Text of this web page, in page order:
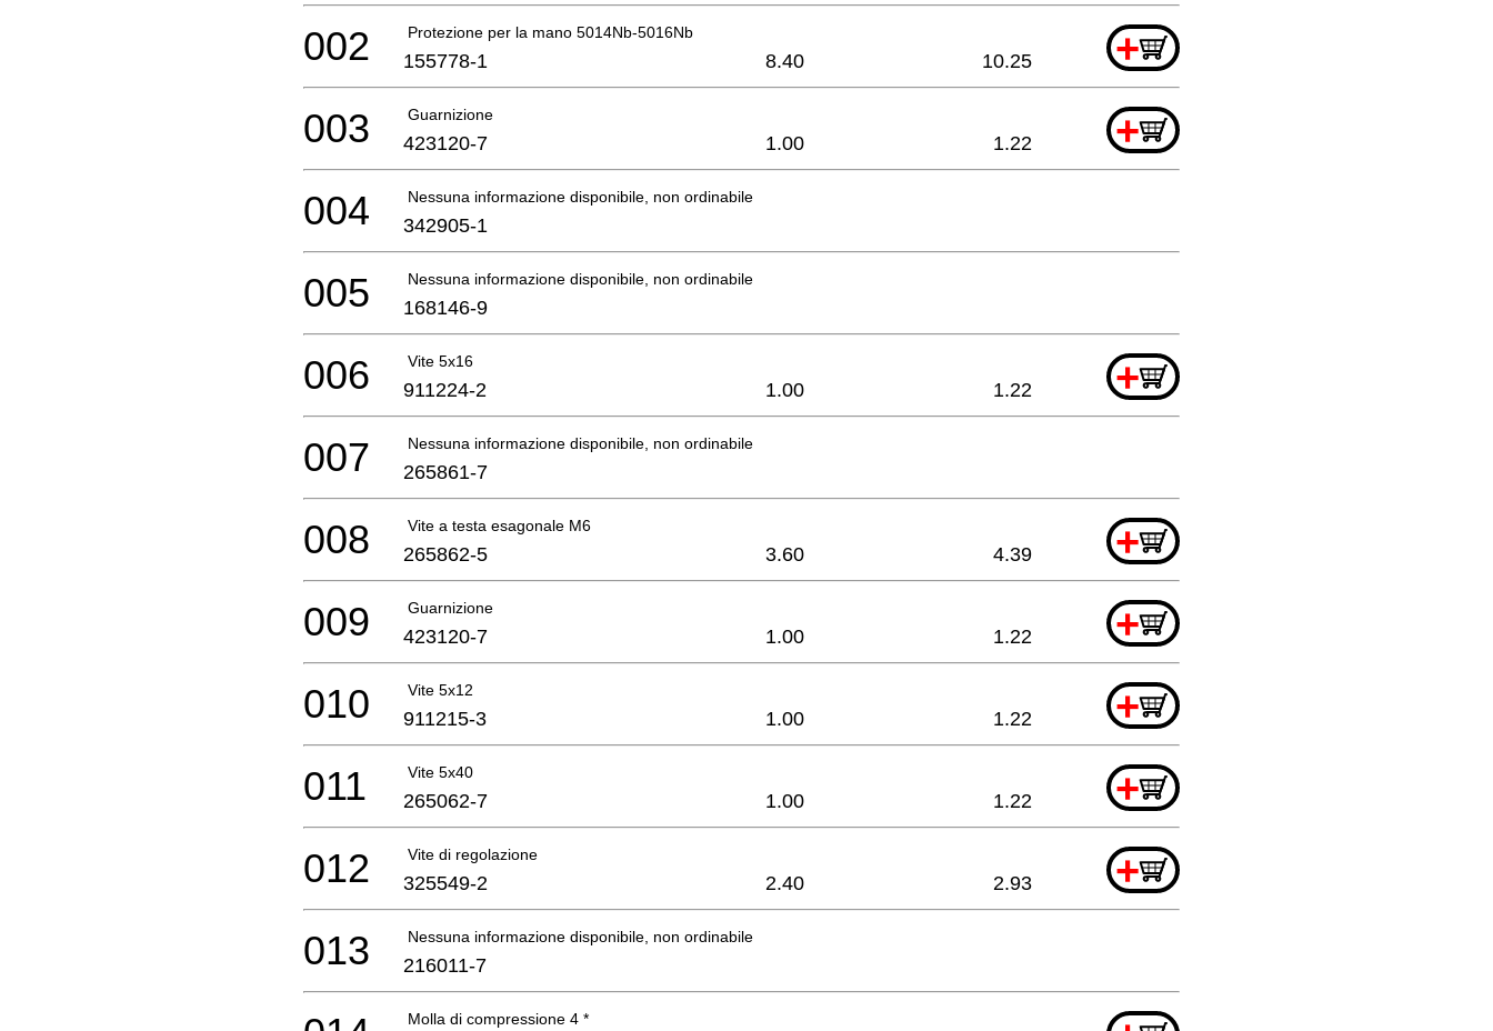
Protezione per la mano 5014Nb-5016Nb +
002 155778-1 8.40 10.25
Guarnizione +
003 423120-7 1.00 1.22
Nessuna informazione disponibile, non ordinabile
004 342905-1
Nessuna informazione disponibile, non ordinabile
005 168146-9
Vite 5x16 +
006 911224-2 1.00 1.22
Nessuna informazione disponibile, non ordinabile
007 265861-7
Vite a testa esagonale M6 +
008 265862-5 3.60 4.39
Guarnizione +
009 423120-7 1.00 1.22
Vite 5x12 +
010 911215-3 1.00 1.22
Vite 5x40 +
011 265062-7 1.00 1.22
Vite di regolazione +
012 325549-2 2.40 2.93
Nessuna informazione disponibile, non ordinabile
013 216011-7
Molla di compressione 4 *